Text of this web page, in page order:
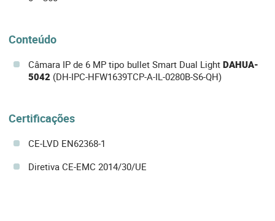
Conteúdo
Câmara IP de 6 MP tipo bullet Smart Dual Light DAHUA-
5042 (DH-IPC-HFW1639TCP-A-IL-0280B-S6-QH)
Certificações
CE-LVD EN62368-1
Diretiva CE-EMC 2014/30/UE